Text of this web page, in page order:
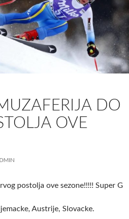
DO
OVE
postolja ove sezone!!!!! Super G
Austrije, Slovacke.